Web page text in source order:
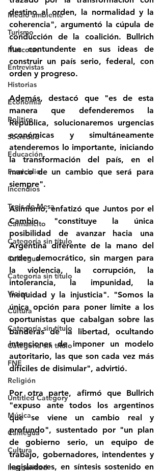
Medio ambiente
Turismo
Mascotas
Entrevistas
Historias
Economía
Politica
Sociedad
Educación
Femicidio
Incendios
Tenis de Mesa
Caimancito
Categoría sin título
Calilegua
Categoría sin título
Viajes
Cultura
Categoría sin título
Categoría sin título
FNE
Religión
Untitled Category
Música
Calilegua
Cultura
Inseguridad
destino al orden, la normalidad y la
coherencia", argumentó la cúpula de
conducción de la coalición. Bullrich
fue contundente en sus ideas de
construir un país serio, federal, con
orden y progreso.
Además, destacó que "es de esta
manera que defenderemos la
República, solucionaremos urgencias
económicas y simultáneamente
atenderemos lo importante, iniciando
la transformación del país, en el
marco de un cambio que será para
siempre".
Asimismo, enfatizó que Juntos por el
Cambio "constituye la única
posibilidad de avanzar hacia una
Argentina diferente de la mano del
orden democrático, sin margen para
la violencia, la corrupción, la
intolerancia, la impunidad, la
inequidad y la injusticia". "Somos la
única opción para poner límite a los
oportunistas que cabalgan sobre las
banderas de la libertad, ocultando
intenciones de imponer un modelo
autoritario, las que son cada vez más
difíciles de disimular", advirtió.
Por otra parte, afirmó que Bullrich
"expuso ante todos los argentinos
que se viene un cambio real y
profundo", sustentado por "un plan
de gobierno serio, un equipo de
trabajo, gobernadores, intendentes y
legisladores, en síntesis sostenido en